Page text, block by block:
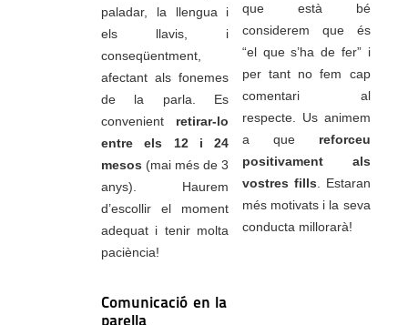
paladar, la llengua i
els llavis, i
conseqüentment,
afectant als fonemes
de la parla. Es
convenient retirar-lo
entre els 12 i 24
mesos (mai més de 3
anys). Haurem
d’escollir el moment
adequat i tenir molta
paciència!
que està bé
considerem que és
“el que s’ha de fer” i
per tant no fem cap
comentari al
respecte. Us animem
a que reforceu
positivament als
vostres fills. Estaran
més motivats i la seva
conducta millorarà!
Comunicació en la
parella